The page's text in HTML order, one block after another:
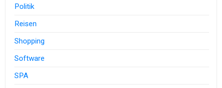
Politik
Reisen
Shopping
Software
SPA